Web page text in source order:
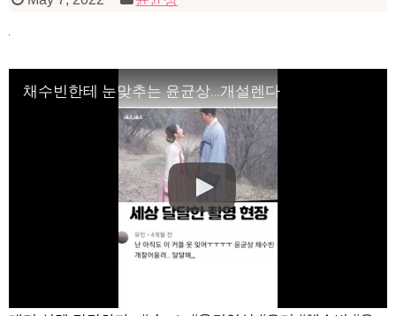
채수빈한테 눈맞추는 윤균상…개설렌다